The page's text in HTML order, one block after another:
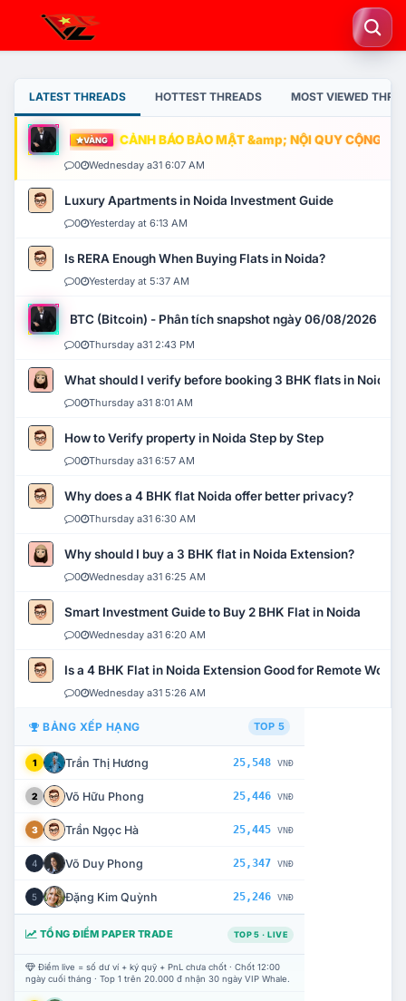
LATEST THREADS HOTTEST THREADS MOST VIEWED
VÀNG CẢNH BÁO BẢO MẬT &amp; NỘI QUY CỘNG
0 Wednesday a31 6:07 AM
Luxury Apartments in Noida Investment Guide
0 Yesterday at 6:13 AM
Is RERA Enough When Buying Flats in Noida?
0 Yesterday at 5:37 AM
BTC (Bitcoin) - Phân tích snapshot ngày 06/08/2026
0 Thursday a31 2:43 PM
What should I verify before booking 3 BHK flats in Noida?
0 Thursday a31 8:01 AM
How to Verify property in Noida Step by Step
0 Thursday a31 6:57 AM
Why does a 4 BHK flat Noida offer better privacy?
0 Thursday a31 6:30 AM
Why should I buy a 3 BHK flat in Noida Extension?
0 Wednesday a31 6:25 AM
Smart Investment Guide to Buy 2 BHK Flat in Noida
0 Wednesday a31 6:20 AM
Is a 4 BHK Flat in Noida Extension Good for Remote Work?
0 Wednesday a31 5:26 AM
BẢNG XẾP HẠNG TOP 5
1 Trần Thị Hương 25,548 VNĐ
2 Võ Hữu Phong 25,446 VNĐ
3 Trần Ngọc Hà 25,445 VNĐ
4 Võ Duy Phong 25,347 VNĐ
5 Đặng Kim Quỳnh 25,246 VNĐ
TỔNG ĐIỂM PAPER TRADE TOP 5 · LIVE
Điểm live = số dư ví + ký quỹ + PnL chưa chốt · Chốt 12:00
ngày cuối tháng · Top 1 trên 20.000 đ nhận 30 ngày VIP Whale.